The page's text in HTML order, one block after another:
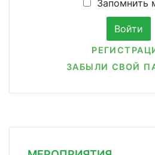
Запомнить
ЗАБЫЛИ СВОЙ